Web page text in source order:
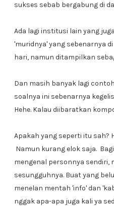
sukses sebab bergabung di
Ada lagi institusi lain yang
'muridnya' yang sebenarnya
hari, namun ditampilkan
Dan masih banyak lagi
soalnya ini sebenarnya
Hehe. Kalau diibaratkan
Apakah yang seperti itu sah?
Namun kurang elok saja.
mengenal personnya sendiri,
sesungguhnya. Buat yang
menelan mentah 'info' dan
nggak apa-apa juga kali ya